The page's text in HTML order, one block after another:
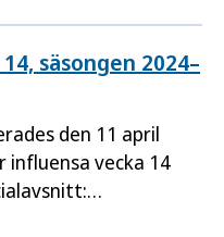
säsongen 2024–
den 11 april
influensa vecka 14